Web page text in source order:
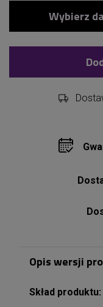
Opis wersji
Skład produktu: